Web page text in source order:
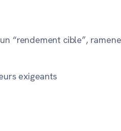
“rendement cible”,
exigeants